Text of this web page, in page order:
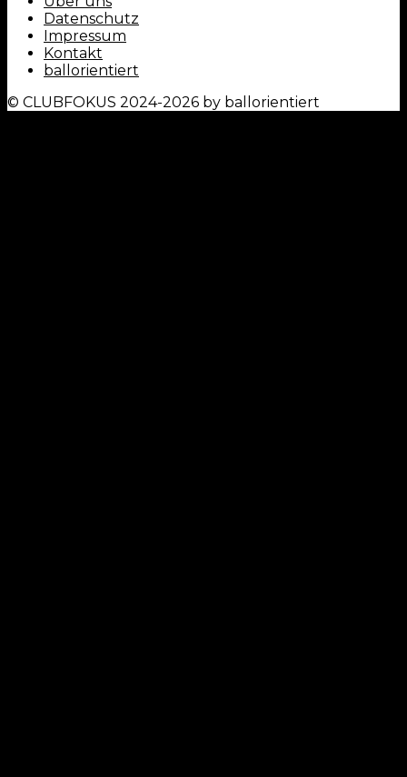
Datenschutz
Impressum
Kontakt
ballorientiert
© CLUBFOKUS 2024-2026 by ballorientiert